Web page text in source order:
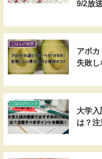
9/2放送
ごはんの知恵
アボカ
失敗
ごはんのヒント
大学
は？注